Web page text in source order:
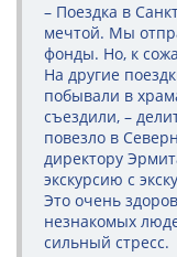
– Поездка в
мечтой. Мы
фонды. Но, к
На другие
побывали в
съездили, –
повезло в
директору
экскурсию с
Это очень
незнакомых
сильный стресс.